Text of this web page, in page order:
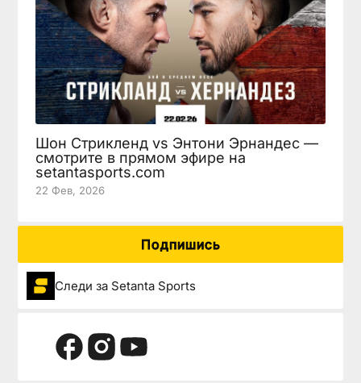
Шон Стрикленд vs Энтони Эрнандес —
смотрите в прямом эфире на
setantasports.com
22 Фев, 2026
Подпишись
Следи за Setanta Sports